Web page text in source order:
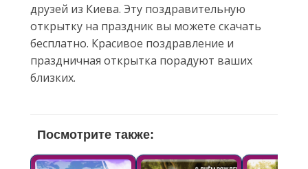
друзей из Киева. Эту поздравительную
открытку на праздник вы можете скачать
бесплатно. Красивое поздравление и
праздничная открытка порадуют ваших
близких.
Посмотрите также: